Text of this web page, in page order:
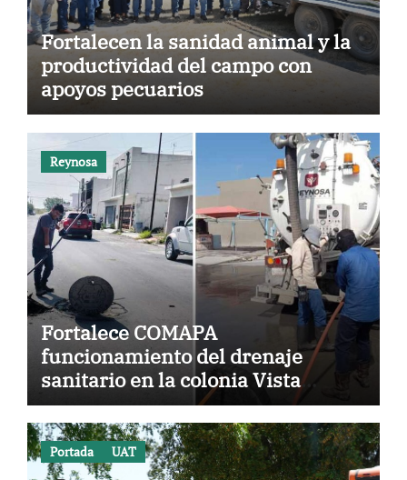
Fortalecen la sanidad animal y la
productividad del campo con
apoyos pecuarios
Reynosa
Fortalece COMAPA
funcionamiento del drenaje
sanitario en la colonia Vista
Hermosa
Portada UAT